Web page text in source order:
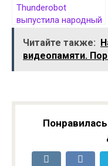
Thunderobot
выпустила народный
игровой монитор
ZQ27F320L с
Читайте также:
видеопамяти.